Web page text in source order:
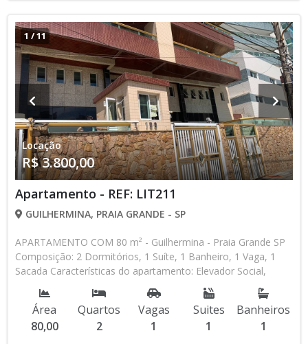
1 /11
Locação
R$ 3.800,00
Apartamento - REF: LIT211
GUILHERMINA, PRAIA GRANDE - SP
APARTAMENTO COM 80 m² - Guilhermina - Praia Grande SP
Composição: 2 Dormitórios, 1 Suíte, 1 Banheiro, 1 Vaga, 1
Sacada Características do apartamento: Elevador Social,
Elevador de Serviço, Acessibilidade, Portaria 24h, Interfone,
Gás Encanado, Piscina, Sauna, Salão de Jogos, Salão de
Festas, Academia, Churrasqueira * Os valores e
disponibilidade podem ser alterados sem prévio aviso. Favor
Área
80,00
Quartos
2
Vagas
1
Suites
1
Banheiros
1